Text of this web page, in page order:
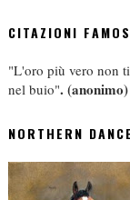
CITAZIONI
"L'oro più vero non
nel buio". (anonimo)
NORTHERN